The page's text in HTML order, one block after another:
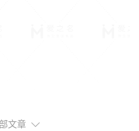
文章